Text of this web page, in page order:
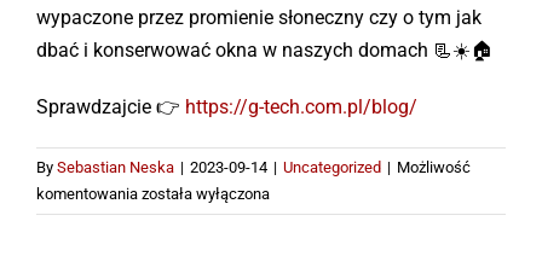
wypaczone przez promienie słoneczny czy o tym jak
dbać i konserwować okna w naszych domach 📃☀️🏠
Sprawdzajcie 👉 https://g-tech.com.pl/blog/
By Sebastian Neska | 2023-09-14 | Uncategorized | Możliwość
komentowania G-
TECH
została wyłączona